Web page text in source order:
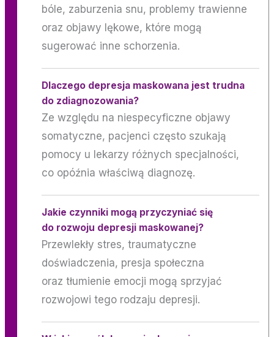
bóle, zaburzenia snu, problemy trawienne
oraz objawy lękowe, które mogą
sugerować inne schorzenia.
Dlaczego depresja maskowana jest trudna
do zdiagnozowania?
Ze względu na niespecyficzne objawy
somatyczne, pacjenci często szukają
pomocy u lekarzy różnych specjalności,
co opóźnia właściwą diagnozę.
Jakie czynniki mogą przyczyniać się
do rozwoju depresji maskowanej?
Przewlekły stres, traumatyczne
doświadczenia, presja społeczna
oraz tłumienie emocji mogą sprzyjać
rozwojowi tego rodzaju depresji.